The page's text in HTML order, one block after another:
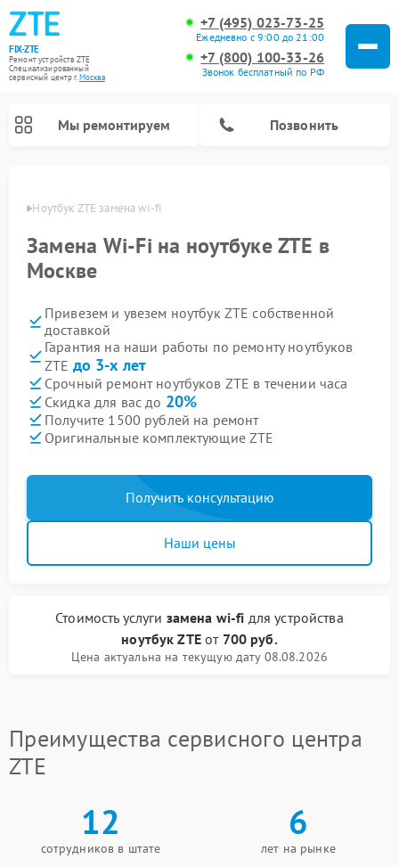
FIX-ZTE
Ремонт устройств ZTE
Специализированный
cервисный центр г.Москва
+7 (495) 023-73-25
Ежедневно с 9:00 до 21:00
+7 (800) 100-33-26
Звонок бесплатный по РФ
Мы ремонтируем Позвонить
Ноутбук ZTE замена wi-fi
Замена Wi-Fi на ноутбуке ZTE в
Москве
Привезем и увезем ноутбук ZTE собственной
доставкой
Гарантия на наши работы по ремонту ноутбуков
ZTE до 3-х лет
Срочный ремонт ноутбуков ZTE в течении часа
Скидка для вас до 20%
Получите 1500 рублей на ремонт
Оригинальные комплектующие ZTE
Получить консультацию
Наши цены
Стоимость услуги замена wi-fi для устройства
ноутбук ZTEот 700 руб.
Цена актуальна на текущую дату 08.08.2026
Преимущества сервисного центра
ZTE
12
сотрудников в штате
6
лет на рынке